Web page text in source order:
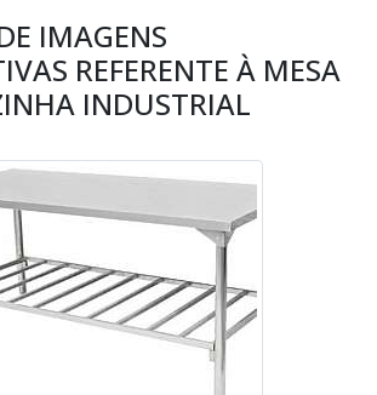
IMAGENS
REFERENTE À MESA
INDUSTRIAL